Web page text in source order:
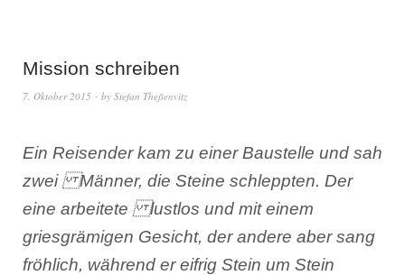
Mission schreiben
7. Oktober 2015 by Stefan Theßenvitz
Ein Reisender kam zu einer Baustelle und sah
zwei Männer, die Steine schleppten. Der
eine arbeitete lustlos und mit einem
griesgrämigen Gesicht, der andere aber sang
fröhlich, während er eifrig Stein um Stein